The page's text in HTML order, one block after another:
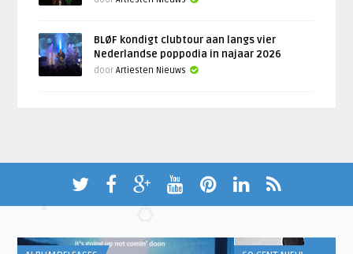
BLØF kondigt clubtour aan langs vier
Nederlandse poppodia in najaar 2026
doorArtiesten Nieuws